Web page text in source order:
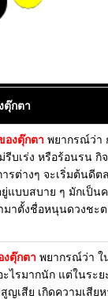
ตุ๊กตา
องตุ๊กตา พยากรณ์ว่า
บเร่ง หรือร้อนรน กิ
ารต่างๆ จะเริ่มต้นดีต
แบบสบาย ๆ มักเป็น
าตั้งชื่อหนุนดวงชะ
ตุ๊กตา พยากรณ์ว่า ใ
ไรมากนัก แต่ในระย
เสีย เกิดความเสียห